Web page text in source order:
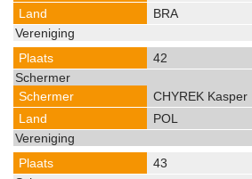
BRA
42
CHYREK Kasper
POL
43